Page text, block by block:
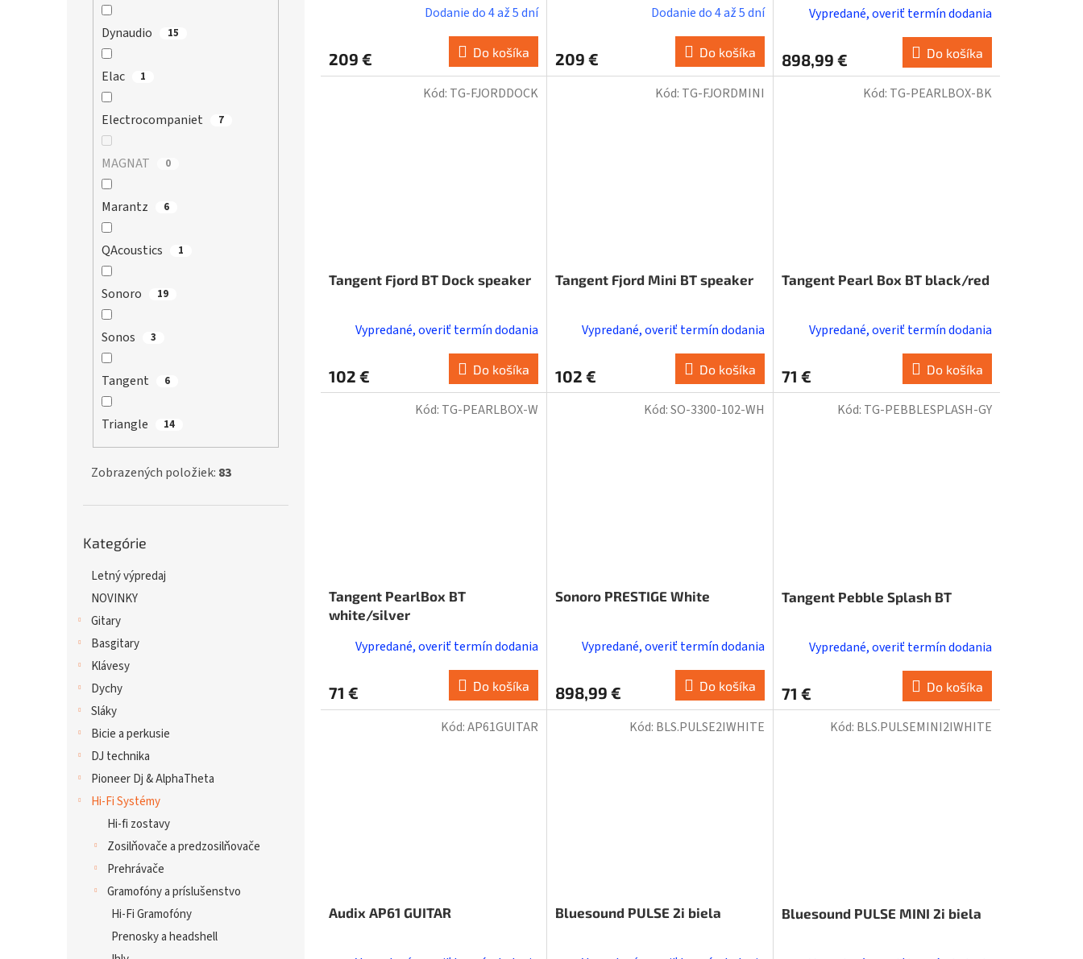
Dynaudio 15
Elac 1
Electrocompaniet 7
MAGNAT 0
Marantz 6
QAcoustics 1
Sonoro 19
Sonos 3
Tangent 6
Triangle 14
Zobrazených položiek: 83
kategórie
Kategórie
Letný výpredaj
NOVINKY
Gitary
Basgitary
Klávesy
Dychy
Sláky
Bicie a perkusie
DJ technika
Pioneer Dj & AlphaTheta
Hi-Fi Systémy
Hi-fi zostavy
Zosilňovače a predzosilňovače
Prehrávače
Gramofóny a príslušenstvo
Hi-Fi Gramofóny
Prenosky a headshell
Dodanie do 4 až 5 dní
209 € Do košíka
Dodanie do 4 až 5 dní
209 € Do košíka
Vypredané, overiť termín dodania
898,99 € Do košíka
Tangent Fjord BT Dock speaker
Vypredané, overiť termín dodania
102 € Do košíka
Kód: TG-FJORDDOCK
Tangent Fjord Mini BT speaker
Vypredané, overiť termín dodania
102 € Do košíka
Kód: TG-FJORDMINI
Tangent Pearl Box BT black/red
Vypredané, overiť termín dodania
71 € Do košíka
Kód: TG-PEARLBOX-BK
Tangent PearlBox BT
white/silver
Vypredané, overiť termín dodania
71 € Do košíka
Kód: TG-PEARLBOX-W
Sonoro PRESTIGE White
Vypredané, overiť termín dodania
898,99 € Do košíka
Kód:SO-3300-102-WH
Tangent Pebble Splash BT
Vypredané, overiť termín dodania
71 € Do košíka
Kód: TG-PEBBLESPLASH-GY
Audix AP61 GUITAR
Kód:AP61GUITAR
Bluesound PULSE 2i biela
Kód: BLS.PULSE2IWHITE
Bluesound PULSE MINI 2i biela
Kód: BLS.PULSEMINI2IWHITE